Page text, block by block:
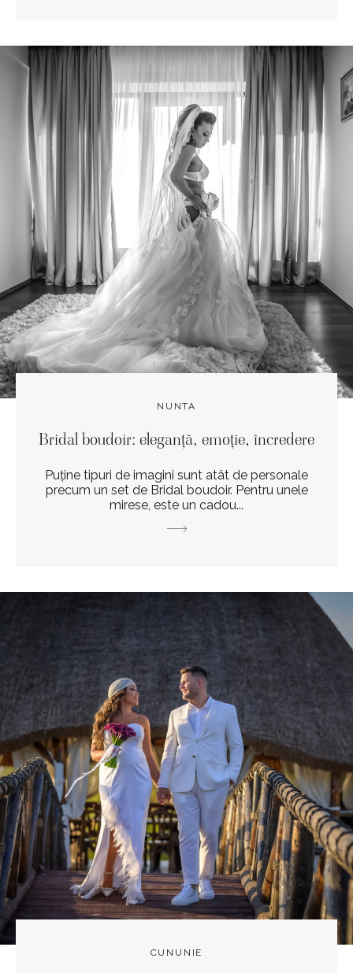
NUNTA
Bridal boudoir: eleganță, emoție, încredere
Puține tipuri de imagini sunt atât de personale
precum un set de Bridal boudoir. Pentru unele
mirese, este un cadou...
CUNUNIE